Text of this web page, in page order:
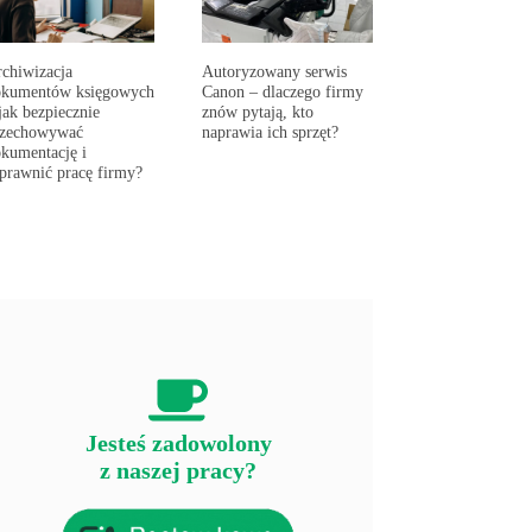
księgowych
bezpiecznie
i
pracę firmy?
Autoryzowany serwis
Canon – dlaczego firmy
znów pytają, kto
naprawia ich sprzęt?
Jesteś zadowolony
z naszej pracy?